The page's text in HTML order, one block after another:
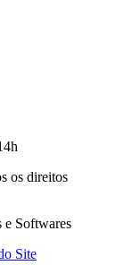
os direitos
Softwares
Site